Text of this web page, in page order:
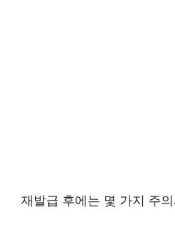
재발급 후에는 몇 가지 주